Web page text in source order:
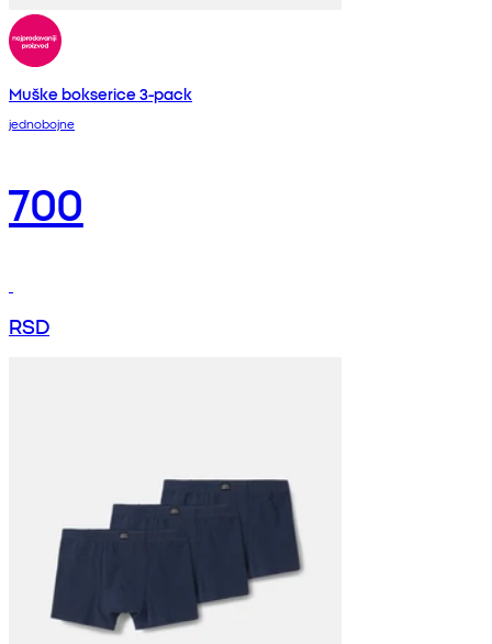
Muške bokserice 3-pack
jednobojne
700
RSD